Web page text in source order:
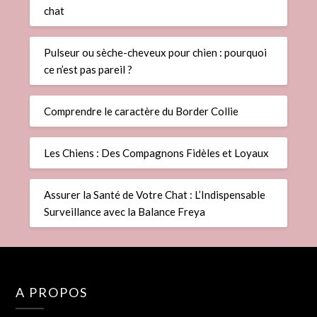
chat
Pulseur ou sèche-cheveux pour chien : pourquoi
ce n’est pas pareil ?
Comprendre le caractère du Border Collie
Les Chiens : Des Compagnons Fidèles et Loyaux
Assurer la Santé de Votre Chat : L’Indispensable
Surveillance avec la Balance Freya
A PROPOS